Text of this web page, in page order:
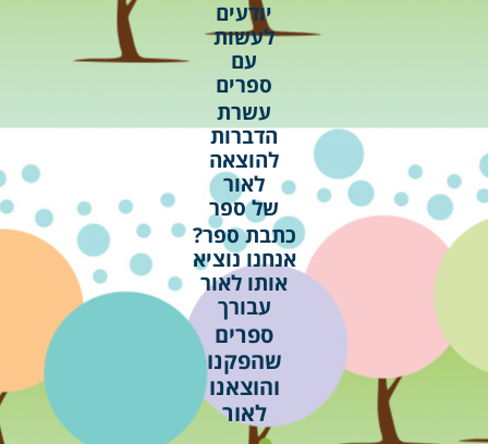
כתבת ספר?
אנחנו נוציא
אותו לאור
עבורך
יודעים
לעשות
עם
ספרים
ספרים
שהפקנו
והוצאנו
לאור
עשרת
הדברות
להוצאה
לאור
של ספר